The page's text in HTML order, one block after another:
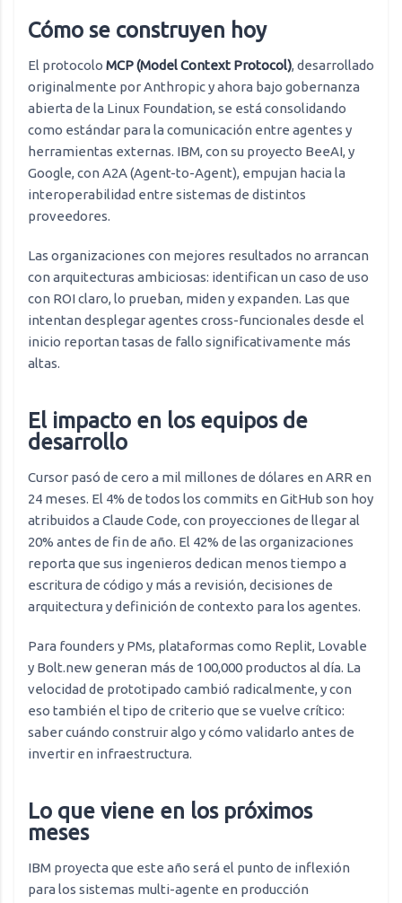
Cómo se construyen hoy
El protocolo MCP (Model Context Protocol), desarrollado
originalmente por Anthropic y ahora bajo gobernanza
abierta de la Linux Foundation, se está consolidando
como estándar para la comunicación entre agentes y
herramientas externas. IBM, con su proyecto BeeAI, y
Google, con A2A (Agent-to-Agent), empujan hacia la
interoperabilidad entre sistemas de distintos
proveedores.
Las organizaciones con mejores resultados no arrancan
con arquitecturas ambiciosas: identifican un caso de uso
con ROI claro, lo prueban, miden y expanden. Las que
intentan desplegar agentes cross-funcionales desde el
inicio reportan tasas de fallo significativamente más
altas.
El impacto en los equipos de
desarrollo
Cursor pasó de cero a mil millones de dólares en ARR en
24 meses. El 4% de todos los commits en GitHub son hoy
atribuidos a Claude Code, con proyecciones de llegar al
20% antes de fin de año. El 42% de las organizaciones
reporta que sus ingenieros dedican menos tiempo a
escritura de código y más a revisión, decisiones de
arquitectura y definición de contexto para los agentes.
Para founders y PMs, plataformas como Replit, Lovable
y Bolt.new generan más de 100,000 productos al día. La
velocidad de prototipado cambió radicalmente, y con
eso también el tipo de criterio que se vuelve crítico:
saber cuándo construir algo y cómo validarlo antes de
invertir en infraestructura.
Lo que viene en los próximos
meses
IBM proyecta que este año será el punto de inflexión
para los sistemas multi-agente en producción